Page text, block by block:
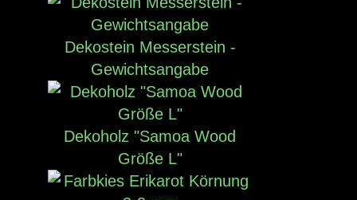
Dekostein Messerstein -
Gewichtsangabe
Dekoholz "Samoa Wood
Größe L"